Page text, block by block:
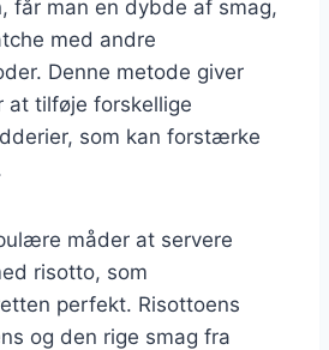
får man en dybde af smag,
med andre
Denne metode giver
at tilføje forskellige
som kan forstærke
måder at servere
risotto, som
perfekt. Risottoens
og den rige smag fra